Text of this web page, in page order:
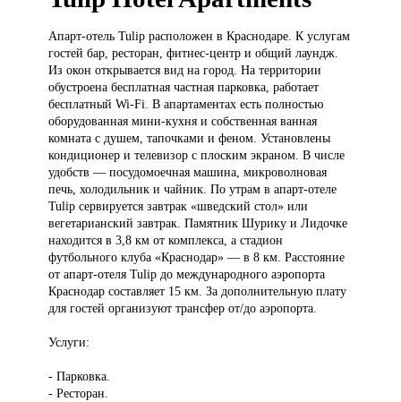
Апарт-отель Tulipрасположен в Краснодаре. К услугам
гостей бар, ресторан, фитнес-центр и общий лаундж.
Из окон открывается вид на город. На территории
обустроена бесплатная частная парковка, работает
бесплатный Wi-Fi. В апартаментах есть полностью
оборудованная мини-кухня и собственная ванная
комната с душем, тапочками и феном. Установлены
кондиционер и телевизор с плоским экраном. В числе
удобств — посудомоечная машина, микроволновая
печь, холодильник и чайник. По утрам в апарт-отеле
Tulip сервируется завтрак «шведский стол» или
вегетарианский завтрак. Памятник Шурику и Лидочке
находится в 3,8 км от комплекса, а стадион
футбольного клуба «Краснодар» — в 8 км. Расстояние
от апарт-отеля Tulip до международного аэропорта
Краснодар составляет 15 км. За дополнительную плату
для гостей организуют трансфер от/до аэропорта.
Услуги:
- Парковка.
- Ресторан.